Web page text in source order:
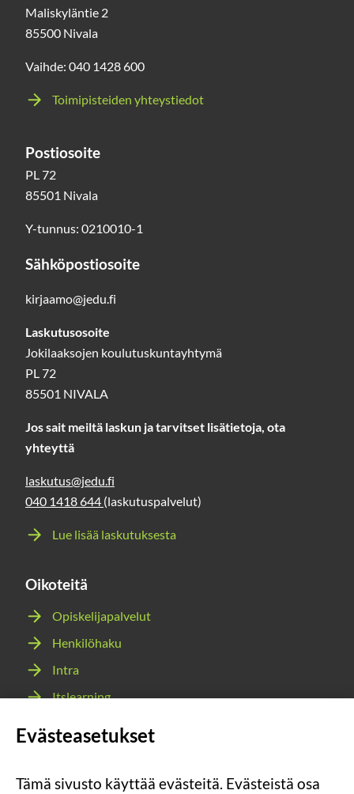
Maliskyläntie 2
85500 Nivala
Vaihde: 040 1428 600
Toimipisteiden yhteystiedot
Postiosoite
PL 72
85501 Nivala
Y-tunnus: 0210010-1
Sähköpostiosoite
kirjaamo@jedu.fi
Laskutusosoite
Jokilaaksojen koulutuskuntayhtymä
PL 72
85501 NIVALA
Jos sait meiltä laskun ja tarvitset lisätietoja, ota
yhteyttä
laskutus@jedu.fi
040 1418 644 (laskutuspalvelut)
Lue lisää laskutuksesta
Oikoteitä
Opiskelijapalvelut
Henkilöhaku
Intra
Itslearning
Evästeasetukset
Tämä sivusto käyttää evästeitä. Evästeistä osa